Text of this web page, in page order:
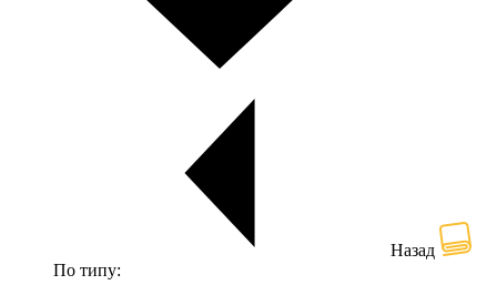
Назад
По типу: